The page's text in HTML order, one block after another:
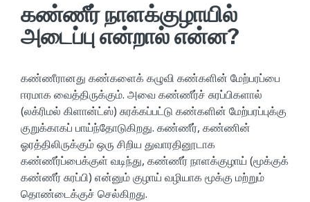
கண்ணீர் நாளக்குழாயில்
அடைப்பு என்றால் என்ன?
கண்ணீரானது கண்களைக் கழுவி கண்களின் மேற்பரப்பை
ஈரமாக வைத்திருக்கும். அவை கண்ணீர்ச் சுரப்பிகளால்
(லக்ரிமல் கிளான்ட்ஸ்) சுரக்கப்பட்டு கண்களின் மேற்பரப்புக்கு
குறுக்காகப் பாய்ந்தோடுகிறது. கண்ணீர், கண்ணின்
ஓரத்திலிருக்கும் ஒரு சிறிய துவாரதினூடாக
கண்ணீர்ப்பைக்குள் வடிந்து, கண்ணீர் நாளக்குழாய் (மூக்குக்
கண்ணீர் சுரப்பி) என்னும் குழாய் வழியாக மூக்கு மற்றும்
தொண்டைக்குச் செல்கிறது.